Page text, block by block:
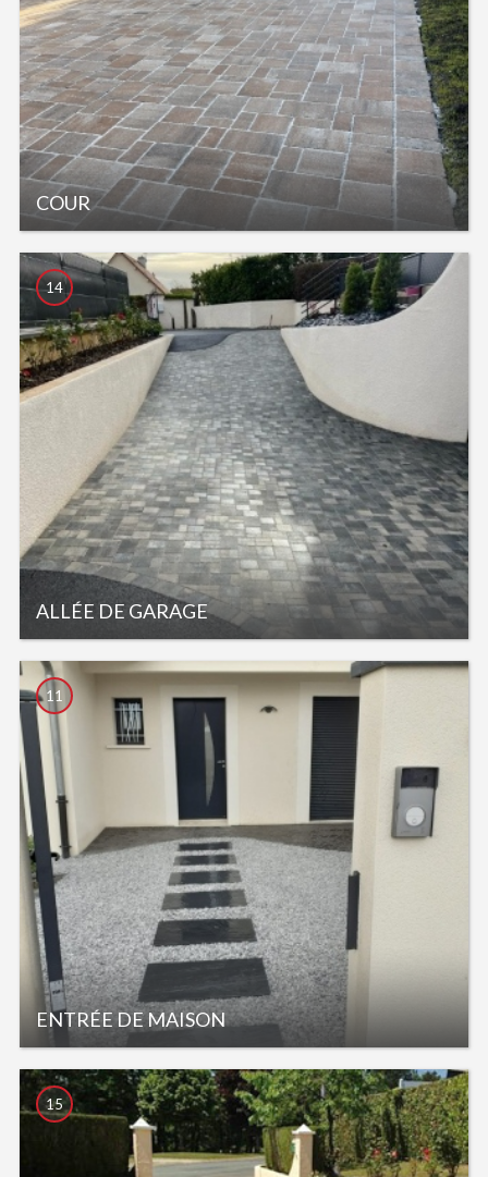
COUR
ALLÉE DE GARAGE
14
ENTRÉE DE MAISON
11
15